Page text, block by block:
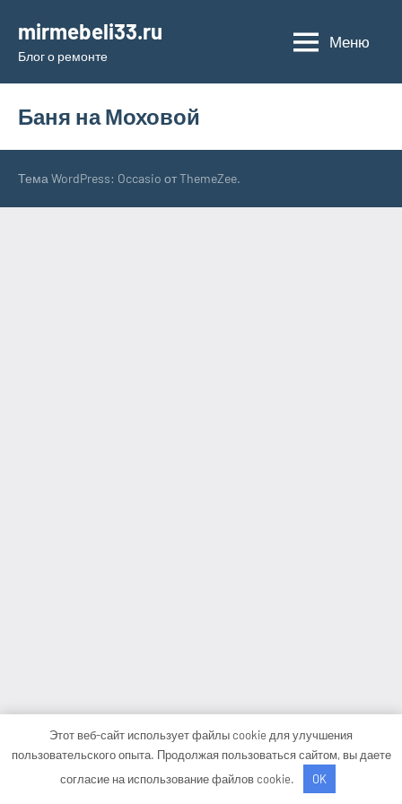
содержимому
mirmebeli33.ru
Блог о ремонте
Меню
Баня на Моховой
Тема WordPress: Occasio от ThemeZee.
Этот веб-сайт использует файлы cookie для улучшения
пользовательского опыта. Продолжая пользоваться сайтом, вы даете
согласие на использование файлов cookie.
OK